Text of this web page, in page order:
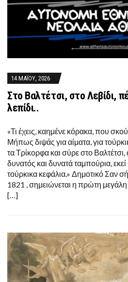
14 ΜΑΪ́ΟΥ, 2026
Στο Βαλτέτσι, στο Λεβίδι,
λεπίδι..
«Τι έχεις, καημένε κόρακα, που
Μήπως διψάς για αίματα, για
τα Τρίκορφα και σύρε στο Βαλτέτσι,
δυνατός και δυνατά ταμπούρια, εκεί
τούρκικα κεφάλια.» Δημοτικό Σαν
1821 , σημειώνεται η πρώτη μεγάλη
[…]